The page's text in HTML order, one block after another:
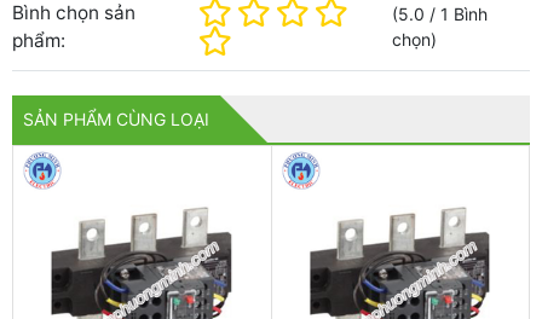
Bình chọn sản
phẩm:
(5.0 /1 Bình
chọn)
SẢN PHẨM CÙNG LOẠI